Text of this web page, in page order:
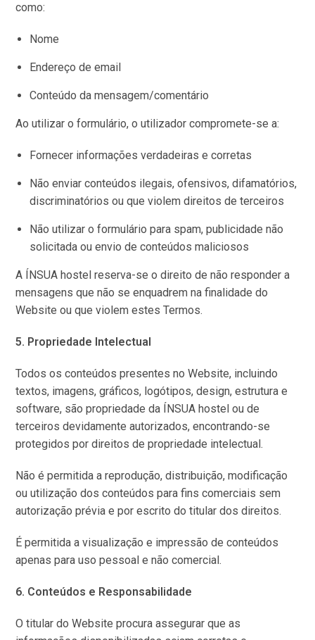
como:
Nome
Endereço de email
Conteúdo da mensagem/comentário
Ao utilizar o formulário, o utilizador compromete-se a:
Fornecer informações verdadeiras e corretas
Não enviar conteúdos ilegais, ofensivos, difamatórios,
discriminatórios ou que violem direitos de terceiros
Não utilizar o formulário para spam, publicidade não
solicitada ou envio de conteúdos maliciosos
A ÍNSUA hostel reserva-se o direito de não responder a
mensagens que não se enquadrem na finalidade do
Website ou que violem estes Termos.
5. Propriedade Intelectual
Todos os conteúdos presentes no Website, incluindo
textos, imagens, gráficos, logótipos, design, estrutura e
software, são propriedade da ÍNSUA hostel ou de
terceiros devidamente autorizados, encontrando-se
protegidos por direitos de propriedade intelectual.
Não é permitida a reprodução, distribuição, modificação
ou utilização dos conteúdos para fins comerciais sem
autorização prévia e por escrito do titular dos direitos.
É permitida a visualização e impressão de conteúdos
apenas para uso pessoal e não comercial.
6. Conteúdos e Responsabilidade
O titular do Website procura assegurar que as